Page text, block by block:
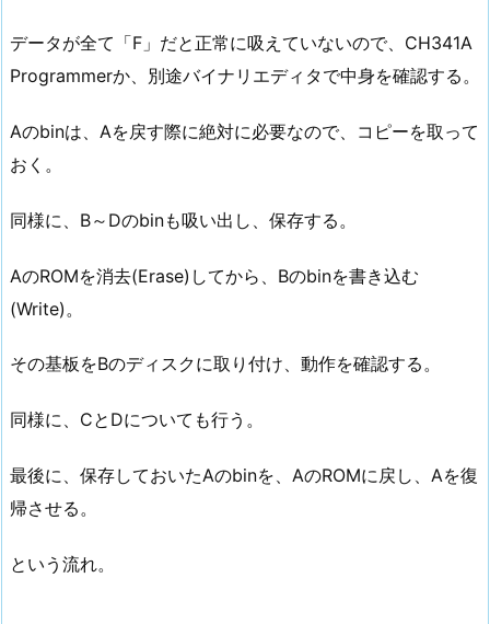
データが全て「F」だと正常に吸えていないので、CH341A
Programmerか、別途バイナリエディタで中身を確認する。
Aのbinは、Aを戻す際に絶対に必要なので、コピーを取って
おく。
同様に、B～Dのbinも吸い出し、保存する。
AのROMを消去(Erase)してから、Bのbinを書き込む
(Write)。
その基板をBのディスクに取り付け、動作を確認する。
同様に、CとDについても行う。
最後に、保存しておいたAのbinを、AのROMに戻し、Aを復
帰させる。
という流れ。